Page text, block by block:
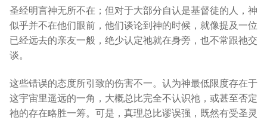
圣经明言神无所不在；但对于大部分自认是基督徒的人，神
似乎并不在他们眼前，他们谈论到神的时候，就像提及一位
已经远去的亲友一般，绝少认定祂就在身旁，也不常跟祂交
谈。
这些错误的态度所引致的伤害不一。认为神最低限度存在于
这宇宙里遥远的一角，大概总比完全不认识祂，或甚至否定
祂的存在略胜一筹。可是，真理总比谬误强，既然有受圣灵